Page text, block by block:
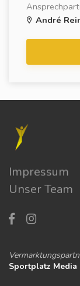
André
Impressum
Unser Team
Sportplatz Media